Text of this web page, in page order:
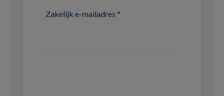
Zakelijk e-mailadres *